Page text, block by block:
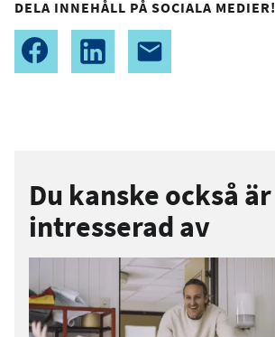
DELA INNEHÅLL PÅ SOCIALA MEDIER!
Du kanske också är
intresserad av